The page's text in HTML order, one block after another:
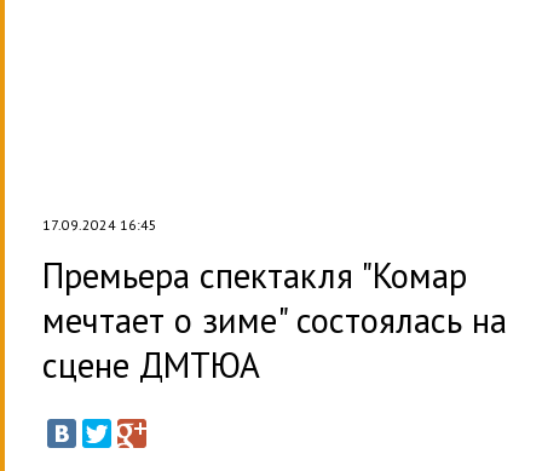
17.09.2024 16:45
Премьера спектакля "Комар
мечтает о зиме" состоялась на
сцене ДМТЮА